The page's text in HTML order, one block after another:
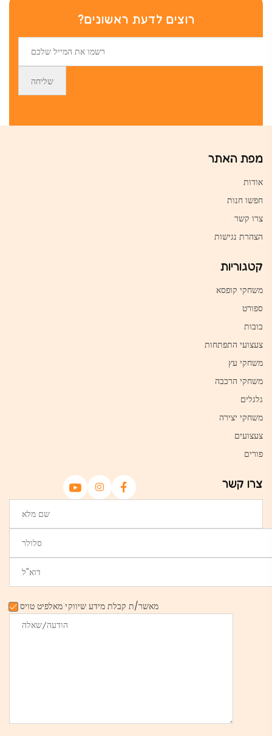
רוצים לדעת ראשונים?
מפת האתר
אודות
חפשו חנות
צרו קשר
הצהרת נגישות
קטגוריות
משחקי קופסא
ספורט
בובות
צעצועי התפתחות
משחקי עץ
משחקי הרכבה
גלגלים
משחקי יצירה
צעצועים
פורים
צרו קשר
מאשר/ת קבלת מידע שיווקי מאלפיט טויס